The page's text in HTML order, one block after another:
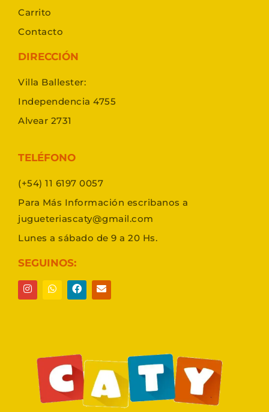
Carrito
Contacto
DIRECCIÓN
Villa Ballester:
Independencia 4755
Alvear 2731
TELÉFONO
(+54) 11 6197 0057
Para Más Información escribanos a
jugueteriascaty@gmail.com
Lunes a sábado de 9 a 20 Hs.
SEGUINOS: